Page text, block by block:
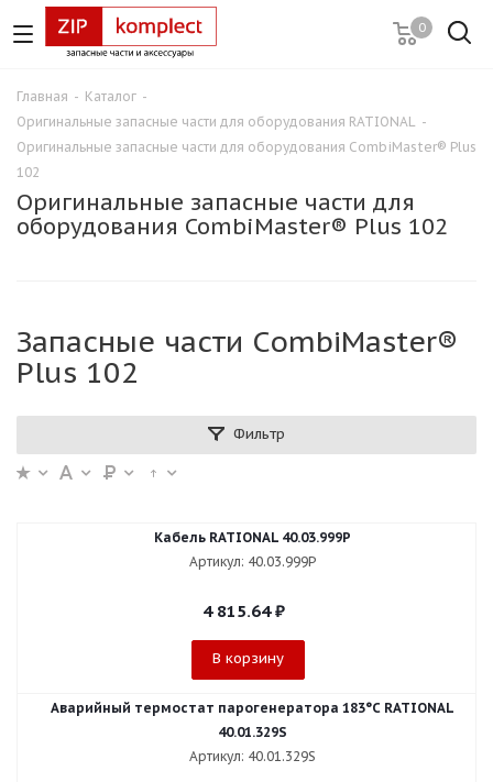
0
Главная - Каталог -
Оригинальные запасные части для оборудования RATIONAL -
Оригинальные запасные части для оборудования CombiMaster® Plus
102
Оригинальные запасные части для
оборудования CombiMaster® Plus 102
Запасные части CombiMaster®
Plus 102
Фильтр
Кабель RATIONAL 40.03.999P
Артикул: 40.03.999P
4 815.64₽
В корзину
Аварийный термостат парогенератора 183°С RATIONAL
40.01.329S
Артикул: 40.01.329S